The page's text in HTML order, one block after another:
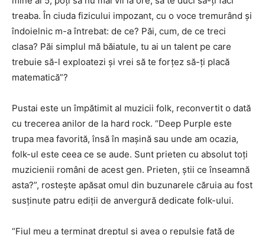
treaba. În ciuda fizicului impozant, cu o voce tremurând şi
îndoielnic m-a întrebat: de ce? Păi, cum, de ce treci
clasa? Păi simplul mă băiatule, tu ai un talent pe care
trebuie să-l exploatezi şi vrei să te forţez să-ţi placă
matematică”?
Pustai este un împătimit al muzicii folk, reconvertit o dată
cu trecerea anilor de la hard rock. “Deep Purple este
trupa mea favorită, însă în maşină sau unde am ocazia,
folk-ul este ceea ce se aude. Sunt prieten cu absolut toţi
muzicienii români de acest gen. Prieten, ştii ce înseamnă
asta?”, rosteşte apăsat omul din buzunarele căruia au fost
susţinute patru ediţii de anvergură dedicate folk-ului.
“Fiul meu a terminat dreptul şi avea o repulsie faţă de